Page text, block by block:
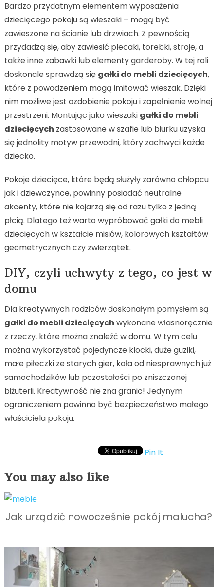
Bardzo przydatnym elementem wyposażenia
dziecięcego pokoju są wieszaki – mogą być
zawieszone na ścianie lub drzwiach. Z pewnością
przydadzą się, aby zawiesić plecaki, torebki, stroje, a
także inne zabawki lub elementy garderoby. W tej roli
doskonale sprawdzą się gałki do mebli dziecięcych,
które z powodzeniem mogą imitować wieszak. Dzięki
nim możliwe jest ozdobienie pokoju i zapełnienie wolnej
przestrzeni. Montując jako wieszaki gałki do mebli
dziecięcych zastosowane w szafie lub biurku uzyska
się jednolity motyw przewodni, który zachwyci każde
dziecko.
Pokoje dziecięce, które będą służyły zarówno chłopcu
jak i dziewczynce, powinny posiadać neutralne
akcenty, które nie kojarzą się od razu tylko z jedną
płcią. Dlatego też warto wypróbować gałki do mebli
dziecięcych w kształcie misiów, kolorowych kształtów
geometrycznych czy zwierzątek.
DIY, czyli uchwyty z tego, co jest w
domu
Dla kreatywnych rodziców doskonałym pomysłem są
gałki do mebli dziecięcych wykonane własnoręcznie
z rzeczy, które można znaleźć w domu. W tym celu
można wykorzystać pojedyncze klocki, duże guziki,
małe piłeczki ze starych gier, koła od niesprawnych już
samochodzików lub pozostałości po zniszczonej
biżuterii. Kreatywność nie zna granic! Jedynym
ograniczeniem powinno być bezpieczeństwo małego
właściciela pokoju.
Pin It
You may also like
Jak urządzić nowocześnie pokój malucha?